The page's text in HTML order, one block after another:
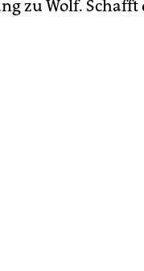
zu Wolf. Schafft